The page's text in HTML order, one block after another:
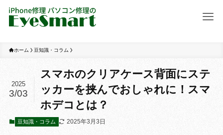
ホーム 豆知識・コラム
スマホのクリアケース背面にステ
ッカーを挟んでおしゃれに！スマ
ホデコとは？
2025
3/03
豆知識・コラム 2025年3月3日